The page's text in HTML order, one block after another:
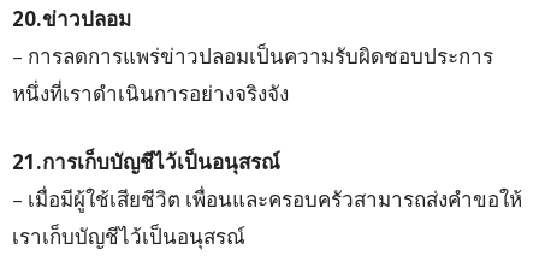
20.ข่าวปลอม
– การลดการแพร่ข่าวปลอมเป็นความรับผิดชอบประการ
หนึ่งที่เราดำเนินการอย่างจริงจัง
21.การเก็บบัญชีไว้เป็นอนุสรณ์
– เมื่อมีผู้ใช้เสียชีวิต เพื่อนและครอบครัวสามารถส่งคำขอให้
เราเก็บบัญชีไว้เป็นอนุสรณ์